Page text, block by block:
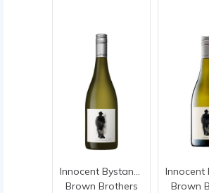
Brown Brothers
Brown